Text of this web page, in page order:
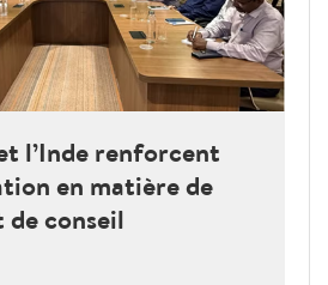
l’Inde renforcent
en matière de
conseil